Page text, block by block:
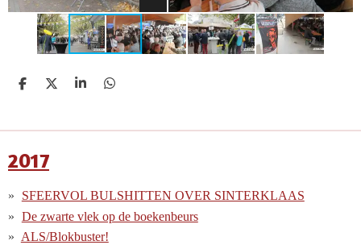
D
D
S
D
2017
SFEERVOL BULSHITTEN OVER SINTERKLAAS
De zwarte vlek op de boekenbeurs
ALS/Blokbuster!